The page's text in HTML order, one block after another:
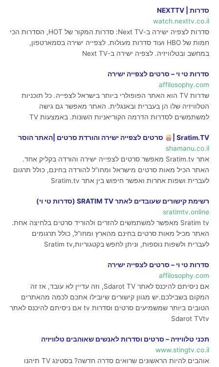
סדרות | NEXTTV
watch.nexttv.co.il
סדרות לצפיה ישירה ב-Next TV: סדרות המקור של HOT, הסדרות הכי
חמות של HBO ועוד סדרות מעולות. לצפייה ישירה בסמארטפון,
במחשב ובטלוויזיה. לצפיה ישירה ב-Next TV
סדרות טי וי – סרטים לצפייה ישירה
affilosophy.com
שדרות TV הוא האתר הפופולרי ביותר בישראל לצפייה. כל תוכניות
הטלוויזיה שלו הן בעברית ובאנגלית. האתר מאפשר גם גישה
למשתמשים לסדרות הדרמה הקוריאניות השונות. באמצעות TV
Sratim.TV |
סרטים לצפייה ישירה והורדת סרטים |האתר הוסר
shamanu.co.il
אתר Sratim.tv מאפשר סרטים לצפייה ישירה והורדה בקליק אחד.
האתר הכיל מאות סרטים מישראל ומחו”ל להורדה בחינם, כולל תרגום
לעברית ושפות אחרות ואפשר חיפוש בין אתר Sratim.tv
רשימת קישורים שעובדים לאתר SRATIM TV (סדרות טי וי) ️
sratimtv.online
Sratim tv מאפשר למשתמשים להזרים ולהוריד סרטים בלחיצה אחת.
האתר מכיל מאות סרטים בחינם מהארץ ומחו”ל, כולל תרגומים
לעברית ולשפות נוספות, וניתן לחפש בקטגוריות,Sratim tv
סדרות טי וי – סרטים לצפייה ישירה
affilosophy.com
אם ניסיתם להיכנס לאתר Sdarot TV, וזה עדיין לא עובד, אז זה
המקום בשבילכם.יש מגוון קישורים שיובילו אתכם לכמה מהאתרים
הטובים ביותר שמשמיעים סרטים וסדרות tv אם ניסיתם להיכנס לאתר
Sdarot TVtv
תכני טלוויזיה – סרטים וסדרות לאנשים שאוהבים טלוויזיה
www.stingtv.co.il
אוהבים להיות הראשונים שרואים סדרה חדשה? בסטינג TV תיהנו